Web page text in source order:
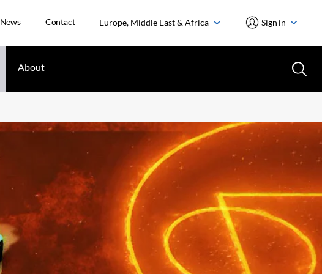
News Contact Europe, Middle East & Africa Sign in
About